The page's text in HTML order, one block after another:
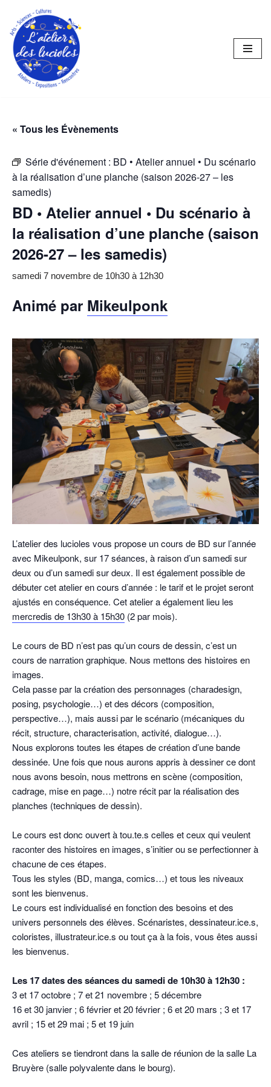
Aller
au
contenu
« Tous les Évènements
Série d'événement : BD • Atelier annuel • Du scénario
à la réalisation d’une planche (saison 2026-27 – les
samedis)
BD • Atelier annuel • Du scénario à
la réalisation d’une planche (saison
2026-27 – les samedis)
samedi 7 novembre de 10h30 à 12h30
Animé par Mikeulponk
L’atelier des lucioles vous propose un cours de BD sur l’année
avec Mikeulponk, sur 17 séances, à raison d’un samedi sur
deux ou d’un samedi sur deux. Il est également possible de
débuter cet atelier en cours d’année : le tarif et le projet seront
ajustés en conséquence. Cet atelier a également lieu les
mercredis de 13h30 à 15h30 (2 par mois).
Le cours de BD n’est pas qu’un cours de dessin, c’est un
cours de narration graphique. Nous mettons des histoires en
images.
Cela passe par la création des personnages (charadesign,
posing, psychologie…) et des décors (composition,
perspective…), mais aussi par le scénario (mécaniques du
récit, structure, characterisation, activité, dialogue…).
Nous explorons toutes les étapes de création d’une bande
dessinée. Une fois que nous aurons appris à dessiner ce dont
nous avons besoin, nous mettrons en scène (composition,
cadrage, mise en page…) notre récit par la réalisation des
planches (techniques de dessin).
Le cours est donc ouvert à tou.te.s celles et ceux qui veulent
raconter des histoires en images, s’initier ou se perfectionner à
chacune de ces étapes.
Tous les styles (BD, manga, comics…) et tous les niveaux
sont les bienvenus.
Le cours est individualisé en fonction des besoins et des
univers personnels des élèves. Scénaristes, dessinateur.ice.s,
coloristes, illustrateur.ice.s ou tout ça à la fois, vous êtes aussi
les bienvenus.
Les 17 dates des séances du samedi de 10h30 à 12h30 :
3 et 17 octobre ; 7 et 21 novembre ; 5 décembre
16 et 30 janvier ; 6 février et 20 février ; 6 et 20 mars ; 3 et 17
avril ; 15 et 29 mai ; 5 et 19 juin
Ces ateliers se tiendront dans la salle de réunion de la salle La
Bruyère (salle polyvalente dans le bourg).